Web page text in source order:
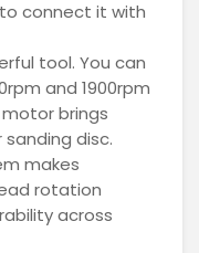
connect it with
tool. You can
and 1900rpm
brings
disc.
makes
rotation
across